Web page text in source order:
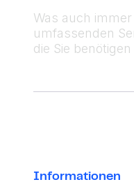
Informationen
Was auch
umfassenden
die Sie